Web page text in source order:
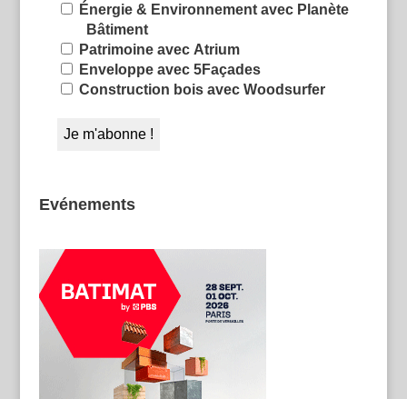
Énergie & Environnement avec Planète
Bâtiment
Patrimoine avec Atrium
Enveloppe avec 5Façades
Construction bois avec Woodsurfer
Evénements